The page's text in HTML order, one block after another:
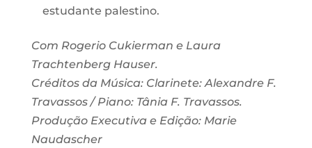
estudante palestino.
Com Rogerio Cukierman e Laura
Trachtenberg Hauser.
Créditos da Música: Clarinete: Alexandre F.
Travassos / Piano: Tânia F. Travassos.
Produção Executiva e Edição: Marie
Naudascher